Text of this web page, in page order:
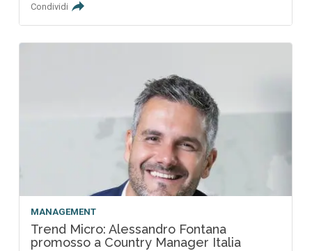
Condividi
MANAGEMENT
Trend Micro: Alessandro Fontana
promosso a Country Manager Italia